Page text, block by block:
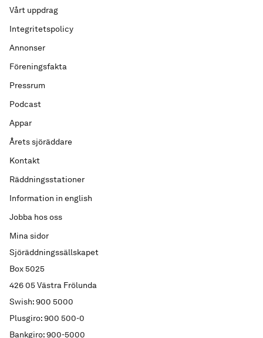
Sjöräddningssällskapet
Box 5025
426 05 Västra Frölunda
Swish: 900 5000
Plusgiro: 900 500-0
Bankgiro: 900-5000
Vårt uppdrag
Integritetspolicy
Annonser
Föreningsfakta
Pressrum
Podcast
Appar
Årets sjöräddare
Kontakt
Räddningsstationer
Information in english
Jobba hos oss
Mina sidor